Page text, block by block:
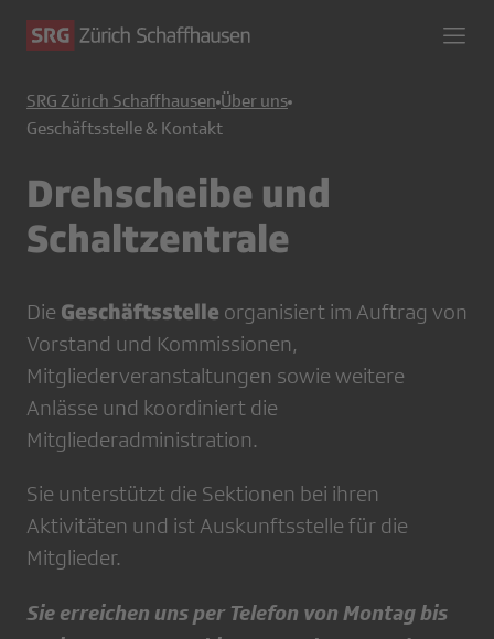
SRG Zürich Schaffhausen Über uns
Geschäftsstelle & Kontakt
Drehscheibe und
Schaltzentrale
Die Geschäftsstelle organisiert im Auftrag von
Vorstand und Kommissionen,
Mitgliederveranstaltungen sowie weitere
Anlässe und koordiniert die
Mitgliederadministration.
Sie unterstützt die Sektionen bei ihren
Aktivitäten und ist Auskunftsstelle für die
Mitglieder.
Sie erreichen uns per Telefon von Montag bis